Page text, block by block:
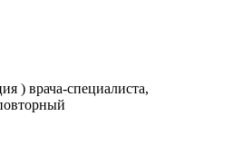
) врача-специалиста,